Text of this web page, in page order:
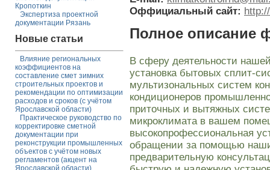
Кропоткин
Экспертиза проектной
документации Рязань
Новые статьи
Влияние региональных
коэффициентов на
составление смет зимних
строительных проектов и
рекомендации по оптимизации
расходов и сроков (с учётом
Ярославской области)
Практическое руководство по
корректировке сметной
документации при
реконструкции промышленных
объектов с учётом новых
регламентов (акцент на
Ярославской области)
Оффициальный сайт:
Полное описание
В сферу деятельности
установка бытовых сплит-
мультизональных систем
кондиционеров
приточных и вытяжных
микроклимата в вашем
высокопрофессиональная
обращении за помощью
предварительную